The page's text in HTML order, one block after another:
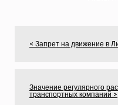
< Запрет на движение в
Значение регулярного
транспортных компаний >